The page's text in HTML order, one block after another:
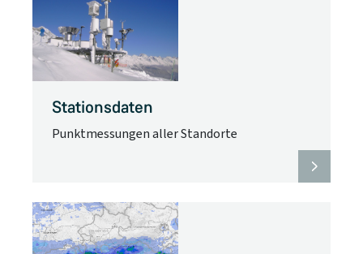
Stationsdaten
Punktmessungen aller Standorte